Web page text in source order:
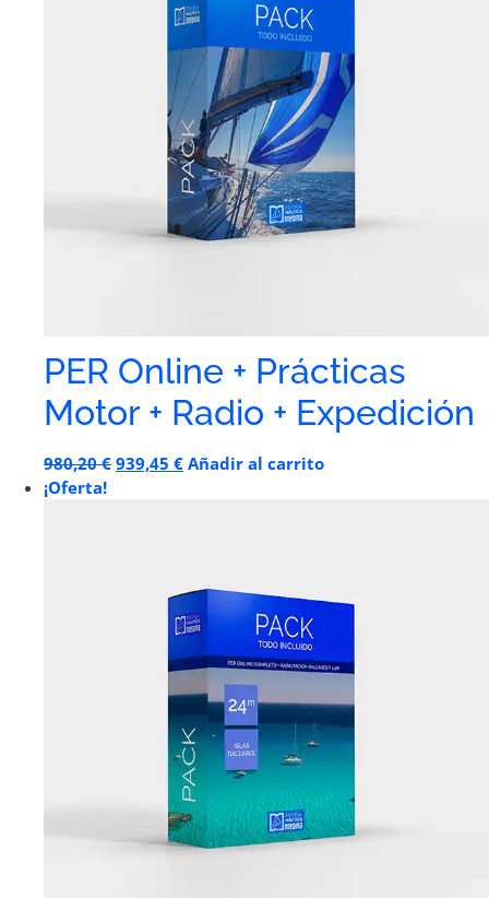
PER Online + Prácticas
Motor + Radio + Expedición
980,20€ 939,45 € Añadir al carrito
¡Oferta!